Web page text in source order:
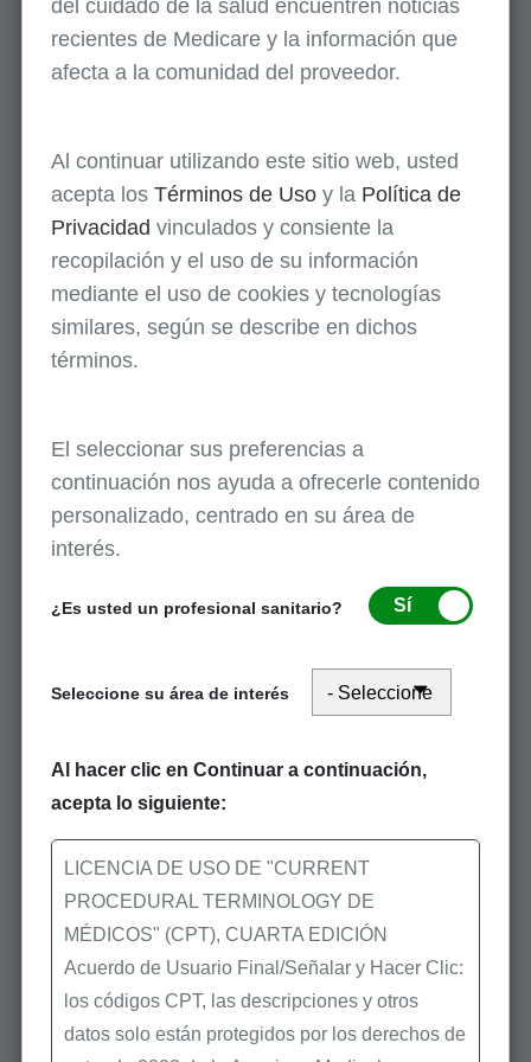
de blefaroptosis y
reparación de ptosis de
cejas
botulínica
Panniculectomía, escisión
del exceso de piel y tejido
subcutáneo (incluida la
lipectomía) y servicios
relacionados
servicios relacionados
Fusión cervical con
extracción de disco
espinales implantados
articulaciones facetarias
CMS provee una lista
de los
procedimiento específicos que
están incluidos en el programa
de PA de OPD.
Programa de
PA para
RSNAT
CMS comenzó a operar el
programa del modelo de
ambulancias de PA para RSNAT
en un número limitado de
estados en 2014, bajo la
del cuidado de la salud encuentren noticias
recientes de Medicare y la información que
afecta a la comunidad del proveedor.
Al continuar utilizando este sitio web, usted
acepta los Términos de Usoy la Política de
Privacidad vinculados y consiente la
recopilación y el uso de su información
mediante el uso de cookies y tecnologías
similares, según se describe en dichos
términos.
El seleccionar sus preferencias a
continuación nos ayuda a ofrecerle contenido
personalizado, centrado en su área de
interés.
¿Es usted un profesional sanitario? Sí
Seleccione su área de interés
Al hacer clic en Continuar a continuación,
acepta lo siguiente:
LICENCIA DE USO DE "CURRENT
PROCEDURAL TERMINOLOGY DE
MÉDICOS" (CPT), CUARTA EDICIÓN
Acuerdo de Usuario Final/Señalar y Hacer Clic:
los códigos CPT, las descripciones y otros
datos solo están protegidos por los derechos de